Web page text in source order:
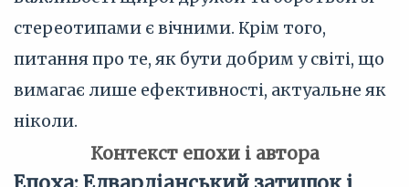
стереотипами є вічними. Крім того,
питання про те, як бути добрим у світі, що
вимагає лише ефективності, актуальне як
ніколи.
Контекст епохи і автора